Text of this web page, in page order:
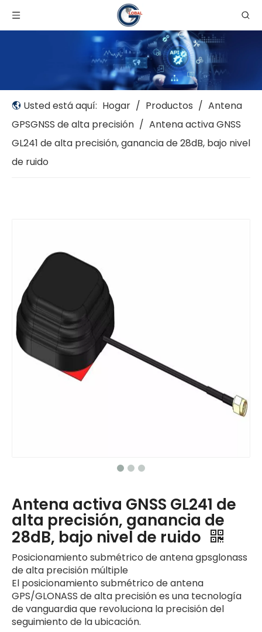
Usted está aquí: Hogar / Productos / Antena
GPSGNSS de alta precisión / Antena activa GNSS
GL241 de alta precisión, ganancia de 28dB, bajo nivel
de ruido
Antena activa GNSS GL241 de
alta precisión, ganancia de
28dB, bajo nivel de ruido
Posicionamiento submétrico de antena gpsglonass
de alta precisión múltiple
El posicionamiento submétrico de antena
GPS/GLONASS de alta precisión es una tecnología
de vanguardia que revoluciona la precisión del
seguimiento de la ubicación.